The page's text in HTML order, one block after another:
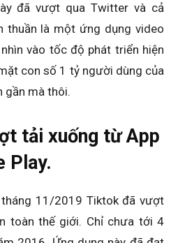
đã vượt qua Twitter và cả
thuần là một ứng dụng video
vào tốc độ phát triển hiện
con số 1 tỷ người dùng của
gần mà thôi.
tải xuống từ App
Play.
tháng 11/2019 Tiktok đã vượt
toàn thế giới. Chỉ chưa tới 4